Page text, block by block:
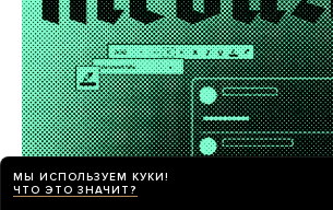
МЫ ИСПОЛЬЗУЕМ КУКИ!
ЧТО ЭТО ЗНАЧИТ?